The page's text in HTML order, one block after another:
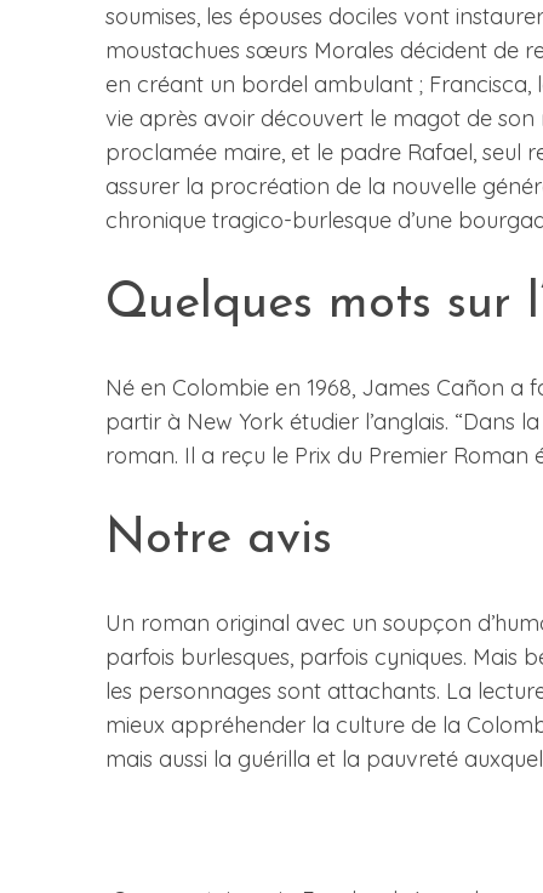
soumises, les épouses dociles vont
moustachues sœurs Morales décident de
en créant un bordel ambulant ; Francisca,
vie après avoir découvert le magot de son
proclamée maire, et le padre Rafael, seul
assurer la procréation de la nouvelle
chronique tragico-burlesque d’une
Quelques mots sur
Né en Colombie en 1968, James Cañon
partir à New York étudier l’anglais. “Dans
roman. Il a reçu le Prix du Premier Roman
Notre avis
Un roman original avec un soupçon
parfois burlesques, parfois cyniques. Mais
les personnages sont attachants. La
mieux appréhender la culture de la
mais aussi la guérilla et la pauvreté